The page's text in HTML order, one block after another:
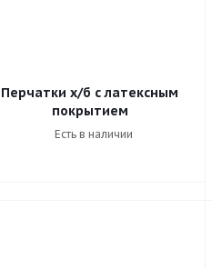
Перчатки х/б с латексным
покрытием
Есть в наличии